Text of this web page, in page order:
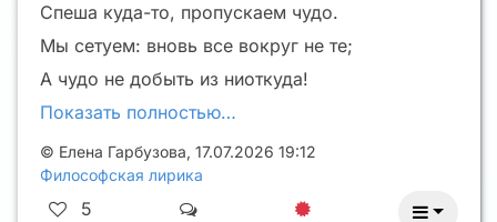
Спеша куда-то, пропускаем чудо.
Мы сетуем: вновь все вокруг не те;
А чудо не добыть из ниоткуда!
Показать полностью…
© Елена Гарбузова, 17.07.2026 19:12
Философская лирика
5